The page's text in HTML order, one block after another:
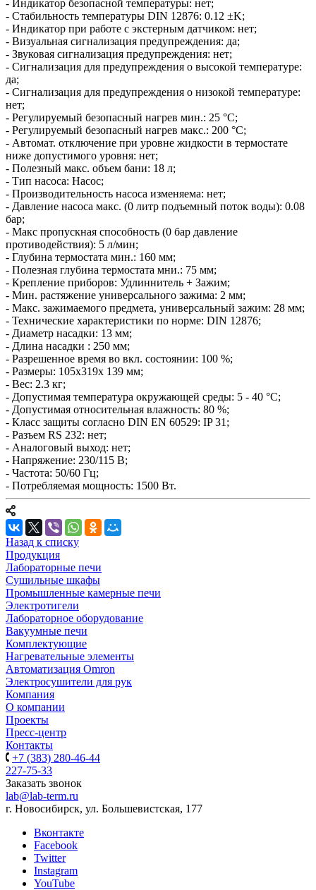
- Индикатор безопасной температуры: нет;
- Стабильность температуры DIN 12876: 0.12 ±K;
- Индикатор при работе с экстерным датчиком: нет;
- Визуальная сигнализация предупреждения: да;
- Звуковая сигнализация предупреждения: нет;
- Сигнализация для предупреждения о высокой температуре:
да;
- Сигнализация для предупреждения о низокой температуре:
нет;
- Регулируемый безопасный нагрев мин.: 25 °C;
- Регулируемый безопасный нагрев макс.: 200 °C;
- Автомат. отключение при уровне жидкости в термостате
ниже допустимого уровня: нет;
- Полезный макс. объем бани: 18 л;
- Тип насоса: Насос;
- Производительность насоса изменяема: нет;
- Давление насоса макс. (0 литр подъемный поток воды): 0.08
бар;
- Макс пропускная способность (0 бар давление
противодействия): 5 л/мин;
- Глубина термостата мин.: 160 мм;
- Полезная глубина термостата мни.: 75 мм;
- Крепление приборов: Удлиннитель + Зажим;
- Мин. растяжение универсального зажима: 2 мм;
- Макс. зажимаемого предмета, универсальный зажим: 28 мм;
- Технические характеристики по норме: DIN 12876;
- Диаметр насадки: 13 мм;
- Длина насадки : 250 мм;
- Разрешенное время во вкл. состоянии: 100 %;
- Размеры: 105x319x 139 мм;
- Вес: 2.3 кг;
- Допустимая температура окружающей среды: 5 - 40 °C;
- Допустимая относительная влажность: 80 %;
- Класс защиты согласно DIN EN 60529: IP 31;
- Разъем RS 232: нет;
- Аналоговый выход: нет;
- Напряжение: 230/115 В;
- Частота: 50/60 Гц;
- Потребляемая мощность: 1500 Вт.
Назад к списку
Продукция
Лабораторные печи
Сушильные шкафы
Промышленные камерные печи
Электротигели
Лабораторное оборудование
Вакуумные печи
Комплектующие
Нагревательные элементы
Автоматизация Omron
Электросушители для рук
Компания
О компании
Проекты
Пресс-центр
Контакты
+7 (383) 280-46-44
227-75-33
Заказать звонок
lab@lab-term.ru
г. Новосибирск, ул. Большевистская, 177
Вконтакте
Facebook
Twitter
Instagram
YouTube